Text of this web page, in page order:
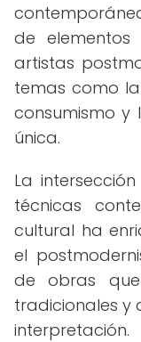
de elementos
artistas
temas como
consumismo
única.
La
técnicas
cultural ha
el
de obras
tradicionales y
interpretación.